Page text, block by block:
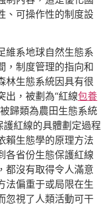
、可操作性的制度設
維系地球自然生態系
，制度管理的指向和
林生態系統因具有很
出，被劃為“紅線包養
歸類為農田生態系統
護紅線的具體劃定過程
賴生態學的原理方法
各省份生態保護紅線
都沒有取得令人滿意
法偏重于或局限在生
忽視了人類活動可干